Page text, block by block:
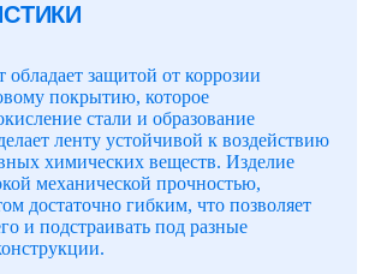
защитой от коррозии
покрытию, которое
стали и образование
ленту устойчивой к воздействию
химических веществ. Изделие
механической прочностью,
достаточно гибким, что позволяет
и подстраивать под разные